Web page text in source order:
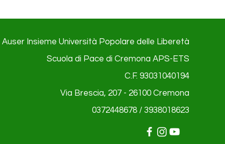
Auser Insieme Università Popolare delle Liberetà
Scuola di Pace di Cremona APS-ETS
C.F. 93031040194
Via Brescia, 207 - 26100 Cremona
0372448678 / 3938018623